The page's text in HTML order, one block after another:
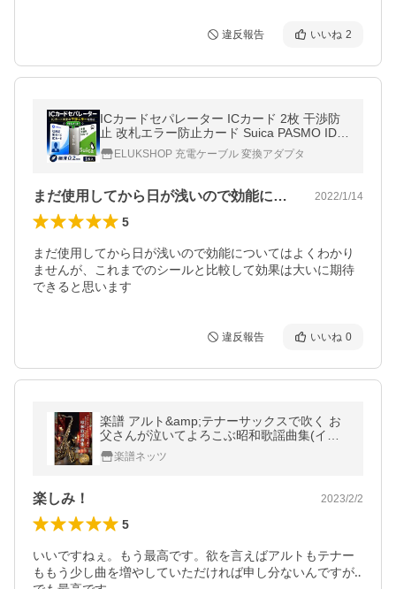
違反報告 いいね 2
ICカードセパレーター ICカード 2枚 干渉防
止 改札エラー防止カード Suica PASMO IDカ
ード 社員証 通勤 通学 シート
ELUKSHOP 充電ケーブル 変換アダプタ
まだ使用してから日が浅いので効能につい… 2022/1/14
5
まだ使用してから日が浅いので効能についてはよくわかり
ませんが、これまでのシールと比較して効果は大いに期待
できると思います
違反報告 いいね 0
楽譜 アルト&amp;テナーサックスで吹く お
父さんが泣いてよろこぶ昭和歌謡曲集(イメ
ージ演奏&amp;カラオケCD2枚組付き)
楽譜ネッツ
楽しみ！ 2023/2/2
5
いいですねぇ。もう最高です。欲を言えばアルトもテナー
ももう少し曲を増やしていただければ申し分ないんですが‥